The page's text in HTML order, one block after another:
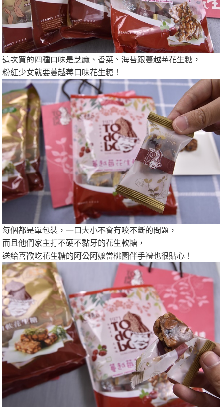
這次買的四種口味是芝麻、香菜、海苔跟蔓越莓花生糖，
粉紅少女就要蔓越莓口味花生糖！
每個都是單包裝，一口大小不會有咬不斷的問題，
而且他們家主打不硬不黏牙的花生軟糖，
送給喜歡吃花生糖的阿公阿嬤當桃園伴手禮也很貼心！